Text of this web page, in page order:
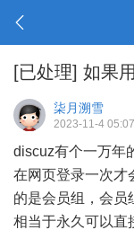
[已处理] 如果
柒月溯雪
2023-11-4
discuz有个一万年
在网页登录一次才
的是会员组，会员
相当于永久可以直